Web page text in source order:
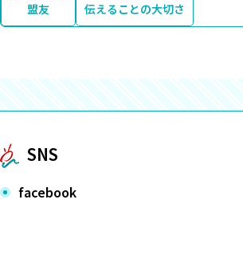
盟友
伝えることの大切さ
SNS
facebook